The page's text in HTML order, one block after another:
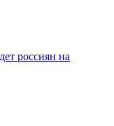
россиян на